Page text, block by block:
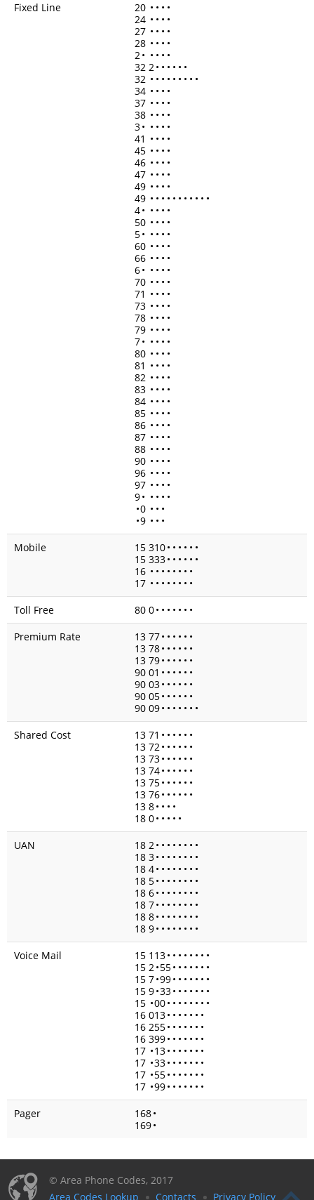
Fixed Line
20 • • • •
24 • • • •
27 • • • •
28 • • • •
2• • • • •
32 2• • • • • •
32 • • • • • • • • •
34 • • • •
37 • • • •
38 • • • •
3• • • • •
41 • • • •
45 • • • •
46 • • • •
47 • • • •
49 • • • •
49 • • • • • • • • • • •
4• • • • •
50 • • • •
5• • • • •
60 • • • •
66 • • • •
6• • • • •
70 • • • •
71 • • • •
73 • • • •
78 • • • •
79 • • • •
7• • • • •
80 • • • •
81 • • • •
82 • • • •
83 • • • •
84 • • • •
85 • • • •
86 • • • •
87 • • • •
88 • • • •
90 • • • •
96 • • • •
97 • • • •
9• • • • •
•0 • • •
•9 • • •
Mobile
15 310• • • • • •
15 333• • • • • •
16 • • • • • • • •
17 • • • • • • • •
Toll Free
80 0• • • • • • •
Premium Rate
13 77• • • • • •
13 78• • • • • •
13 79• • • • • •
90 01 • • • • • •
90 03• • • • • •
90 05• • • • • •
90 09• • • • • • •
Shared Cost
13 71 • • • • • •
13 72• • • • • •
13 73• • • • • •
13 74• • • • • •
13 75• • • • • •
13 76• • • • • •
13 8• • • •
18 0• • • • •
UAN
18 2• • • • • • • •
18 3• • • • • • • •
18 4• • • • • • • •
18 5• • • • • • • •
18 6• • • • • • • •
18 7• • • • • • • •
18 8• • • • • • • •
18 9• • • • • • • •
Voice Mail
15 113• • • • • • • •
15 2•55• • • • • • •
15 7•99• • • • • • •
15 9•33• • • • • • •
15 •00• • • • • • • •
16 013• • • • • • •
16 255• • • • • • •
16 399• • • • • • •
17 •13• • • • • • •
17 •33• • • • • • •
17 •55• • • • • • •
17 •99• • • • • • •
Pager
168•
169•
© Area Phone Codes, 2017
Area Codes Lookup
Contacts Privacy Policy